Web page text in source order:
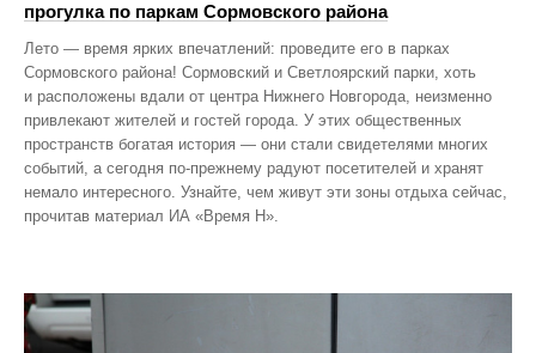
прогулка по паркам Сормовского района
Лето — время ярких впечатлений: проведите его в парках
Сормовского района! Сормовский и Светлоярский парки, хоть
и расположены вдали от центра Нижнего Новгорода, неизменно
привлекают жителей и гостей города. У этих общественных
пространств богатая история — они стали свидетелями многих
событий, а сегодня по‑прежнему радуют посетителей и хранят
немало интересного. Узнайте, чем живут эти зоны отдыха сейчас,
прочитав материал ИА «Время Н».